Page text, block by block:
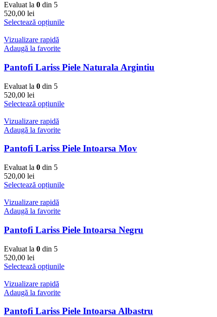
Evaluat la 0 din 5
520,00 lei
Selectează opțiunile
Vizualizare rapidă
Adaugă la favorite
Pantofi Lariss Piele Naturala Argintiu
Evaluat la 0 din 5
520,00 lei
Selectează opțiunile
Vizualizare rapidă
Adaugă la favorite
Pantofi Lariss Piele Intoarsa Mov
Evaluat la 0 din 5
520,00 lei
Selectează opțiunile
Vizualizare rapidă
Adaugă la favorite
Pantofi Lariss Piele Intoarsa Negru
Evaluat la 0 din 5
520,00 lei
Selectează opțiunile
Vizualizare rapidă
Adaugă la favorite
Pantofi Lariss Piele Intoarsa Albastru